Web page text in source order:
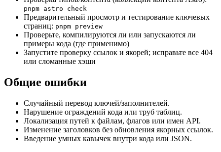
pnpm astro check
Предварительный просмотр и тестирование ключевых
страниц: pnpm preview
Проверьте, компилируются ли или запускаются ли
примеры кода (где применимо)
Запустите проверку ссылок и якорей; исправьте все 404
или сломанные хэши
Общие ошибки
Случайный перевод ключей/заполнителей.
Нарушение ограждений кода или труб таблиц.
Локализация путей к файлам, флагов или имен API.
Изменение заголовков без обновления якорных ссылок.
Введение умных кавычек внутри кода или JSON.